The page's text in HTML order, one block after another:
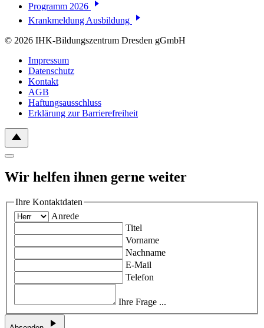
Programm 2026
Krankmeldung Ausbildung
© 2026 IHK-Bildungszentrum Dresden gGmbH
Impressum
Datenschutz
Kontakt
AGB
Haftungsausschluss
Erklärung zur Barrierefreiheit
Wir helfen ihnen gerne weiter
Ihre Kontaktdaten
Anrede
Titel
Vorname
Nachname
E-Mail
Telefon
Ihre Frage ...